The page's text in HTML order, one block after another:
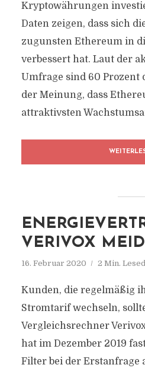
Kryptowährungen
Daten zeigen, dass sich
zugunsten Ethereum in
verbessert hat. Laut der
Umfrage sind 60 Prozent
der Meinung, dass
attraktivsten
VERIVOX
16. Februar 2020 2 Min.
Kunden, die regelmäßig
Stromtarif wechseln,
Vergleichsrechner
hat im Dezember 2019
Filter bei der Erstanfrage